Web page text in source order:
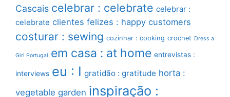
Cascais celebrar : celebrate celebrar :
celebrate clientes felizes : happy customers
costurar : sewing cozinhar : cooking crochet Dress a
Girl Portugal em casa : at home entrevistas :
interviews eu : I gratidão : gratitude horta :
vegetable garden inspiração :